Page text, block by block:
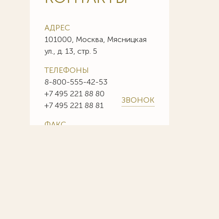
АДРЕС
101000, Москва, Мясницкая
ул., д. 13, стр. 5
ТЕЛЕФОНЫ
8-800-555-42-53
+7 495 221 88 80
+7 495 221 88 81
ЗВОНОК
ФАКС